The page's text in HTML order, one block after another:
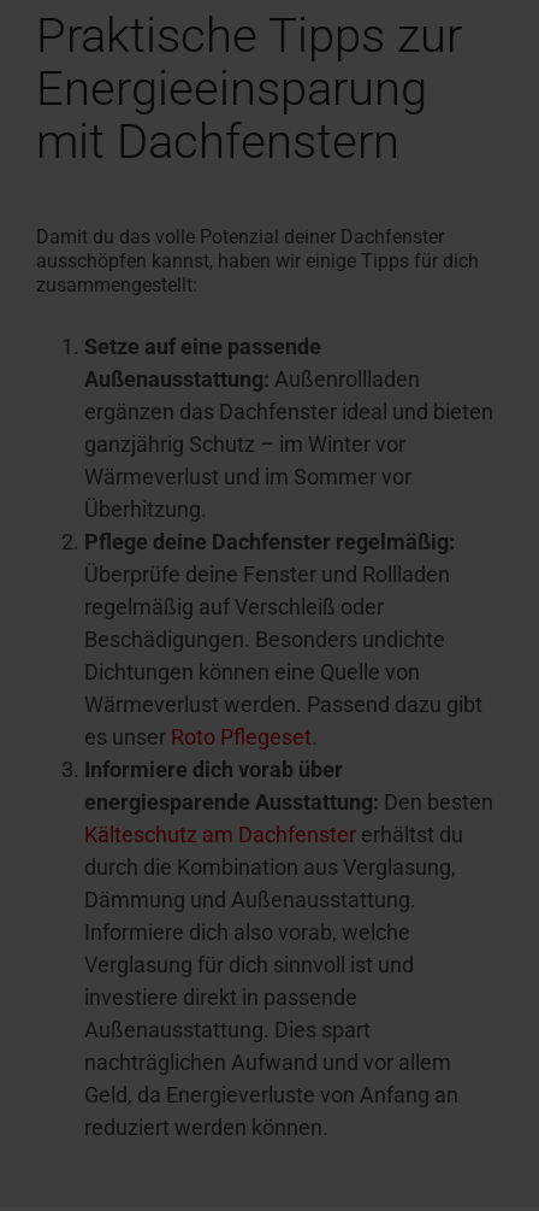
Praktische Tipps zur
Energieeinsparung
mit Dachfenstern
Damit du das volle Potenzial deiner Dachfenster
ausschöpfen kannst, haben wir einige Tipps für dich
zusammengestellt:
Setze auf eine passende
Außenausstattung: Außenrollladen
ergänzen das Dachfenster ideal und bieten
ganzjährig Schutz – im Winter vor
Wärmeverlust und im Sommer vor
Überhitzung.
Pflege deine Dachfenster regelmäßig:
Überprüfe deine Fenster und Rollladen
regelmäßig auf Verschleiß oder
Beschädigungen. Besonders undichte
Dichtungen können eine Quelle von
Wärmeverlust werden. Passend dazu gibt
es unser Roto Pflegeset.
Informiere dich vorab über
energiesparende Ausstattung: Den besten
Kälteschutz am Dachfenster erhältst du
durch die Kombination aus Verglasung,
Dämmung und Außenausstattung.
Informiere dich also vorab, welche
Verglasung für dich sinnvoll ist und
investiere direkt in passende
Außenausstattung. Dies spart
nachträglichen Aufwand und vor allem
Geld, da Energieverluste von Anfang an
reduziert werden können.